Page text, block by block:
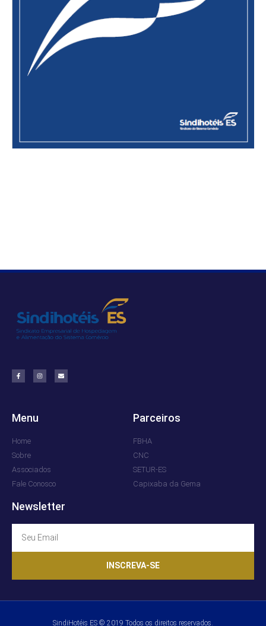
Menu
Home
Sobre
Associados
Fale Conosco
Parceiros
FBHA
CNC
SETUR-ES
Capixaba da Gema
Newsletter
INSCREVA-SE
SindiHotéis ES © 2019 Todos os direitos reservados.